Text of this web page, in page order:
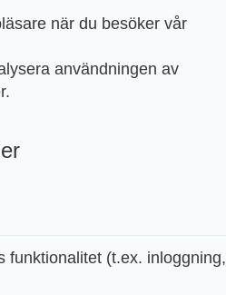
när du besöker vår
användningen av
funktionalitet (t.ex. inloggning,